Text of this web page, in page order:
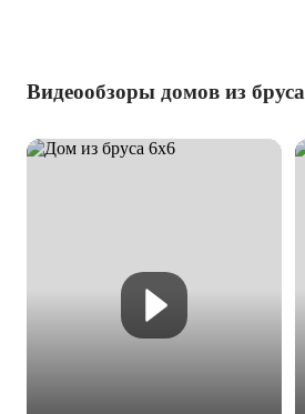
Видеообзоры домов из бруса